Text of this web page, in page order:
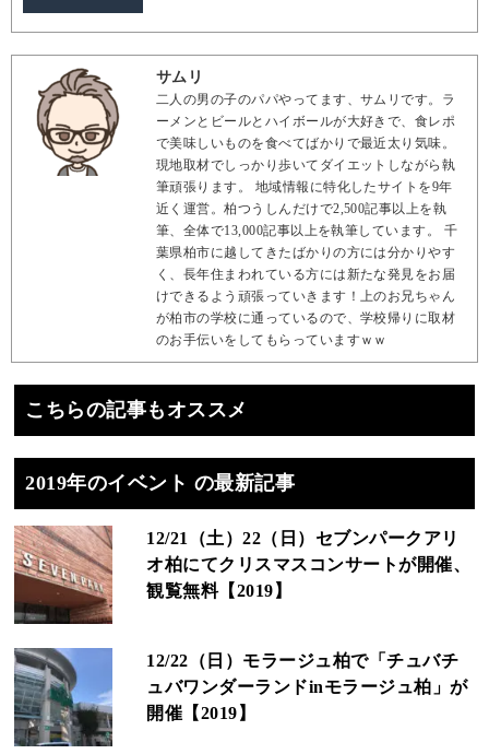
サムリ
二人の男の子のパパやってます、サムリです。ラ
ーメンとビールとハイボールが大好きで、食レポ
で美味しいものを食べてばかりで最近太り気味。
現地取材でしっかり歩いてダイエットしながら執
筆頑張ります。 地域情報に特化したサイトを9年
近く運営。柏つうしんだけで2,500記事以上を執
筆、全体で13,000記事以上を執筆しています。 千
葉県柏市に越してきたばかりの方には分かりやす
く、長年住まわれている方には新たな発見をお届
けできるよう頑張っていきます！上のお兄ちゃん
が柏市の学校に通っているので、学校帰りに取材
のお手伝いをしてもらっていますｗｗ
こちらの記事もオススメ
2019年のイベント の最新記事
12/21（土）22（日）セブンパークアリ
オ柏にてクリスマスコンサートが開催、
観覧無料【2019】
12/22（日）モラージュ柏で「チュバチ
ュバワンダーランドinモラージュ柏」が
開催【2019】